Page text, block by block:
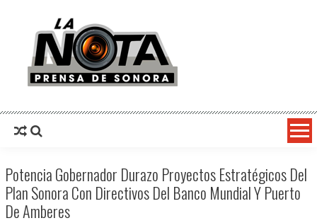
La Nota Prensa De Sonora
Potencia Gobernador Durazo Proyectos Estratégicos Del
Plan Sonora Con Directivos Del Banco Mundial Y Puerto
De Amberes